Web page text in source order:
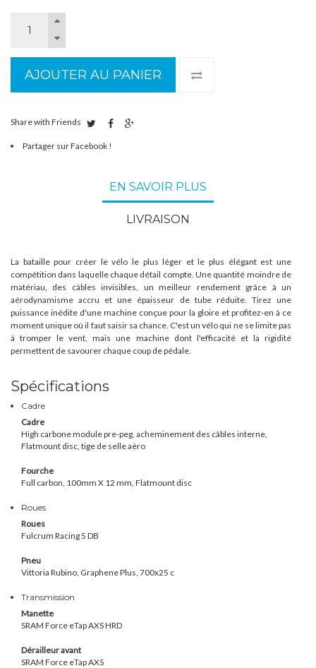
AJOUTER AU PANIER
Share with Friends
Partager sur Facebook !
EN SAVOIR PLUS
LIVRAISON
La bataille pour créer le vélo le plus léger et le plus élégant est une
compétition dans laquelle chaque détail compte. Une quantité moindre de
matériau, des câbles invisibles, un meilleur rendement grâce à un
aérodynamisme accru et une épaisseur de tube réduite. Tirez une
puissance inédite d'une machine conçue pour la gloire et profitez-en à ce
moment unique où il faut saisir sa chance. C'est un vélo qui ne se limite pas
à tromper le vent, mais une machine dont l'efficacité et la rigidité
permettent de savourer chaque coup de pédale.
Spécifications
Cadre
Cadre
High carbone module pre-peg, acheminement des câbles interne,
Flatmount disc, tige de selle aèro
Fourche
Full carbon, 100mm X 12 mm, Flatmount disc
Roues
Roues
Fulcrum Racing 5 DB
Pneu
Vittoria Rubino, Graphene Plus, 700x25 c
Transmission
Manette
SRAM Force eTap AXS HRD
Dérailleur avant
SRAM Force eTap AXS